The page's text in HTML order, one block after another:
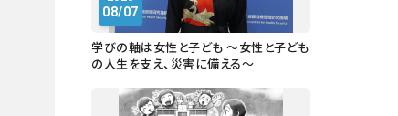
08/07
学びの軸は女性と子ども ～女性と子ども
の人生を支え、災害に備える～